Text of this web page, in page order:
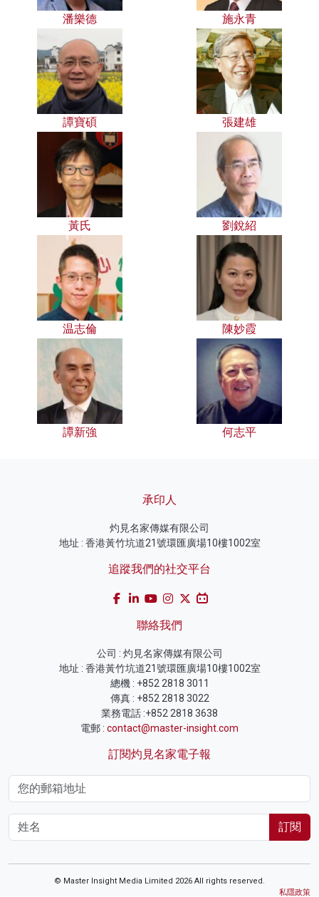
潘樂德 施永青
譚寶碩 張建雄
黃氏 劉銳紹
温志倫 陳妙霞
譚新強 何志平
承印人
灼見名家傳媒有限公司
地址 : 香港黃竹坑道21號環匯廣場10樓1002室
追蹤我們的社交平台
聯絡我們
公司 : 灼見名家傳媒有限公司
地址 : 香港黃竹坑道21號環匯廣場10樓1002室
總機 : +852 2818 3011
傳真 : +852 2818 3022
業務電話 :+852 2818 3638
電郵 : contact@master-insight.com
訂閱灼見名家電子報
訂閱
© Master Insight Media Limited 2026 All rights reserved.
私隱政策